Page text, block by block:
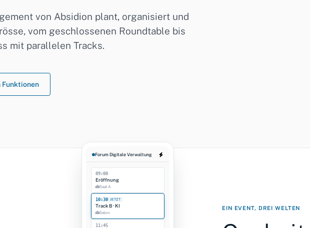
von Absidion plant, organisiert und
vom geschlossenen Roundtable bis
mit parallelen Tracks.
Funktionen
Forum Digitale Verwaltung
09:00
Eröffnung
Saal A
10:30 JETZT
Track B · KI
Salon
11:45
EIN EVENT, DREI WELTEN